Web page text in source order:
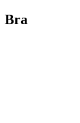
Bra